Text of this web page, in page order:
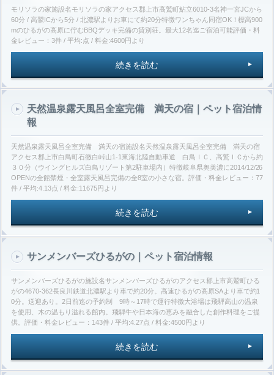
モリソラの家施設名モリソラの家アクセス郡上市高鷲町鮎立6010-3名神一宮JCから
60分 / 高鷲ICから5分 / 北濃駅よりお車にて約20分特徴ワンちゃん同宿OK！標高900
mのひるがの高原に佇むBBQデッキ完備の貸別荘。最大12名迄ご宿泊可能評価・料
金レビュー：3件 / 平均:点 / 料金:4600円より
続きを読む
天然温泉露天風呂全室完備 満天の宿｜ペット宿泊情
報
天然温泉露天風呂全室完備 満天の宿施設名天然温泉露天風呂全室完備 満天の宿
アクセス郡上市白鳥町石徹白峠山1-1東海北陸自動車道 白鳥ＩＣ、高鷲ＩＣから約
３０分（ウイングヒルズ白鳥リゾート第2駐車場内）特徴岐阜県奥美濃に2014/12/26
OPENの全館禁煙・全室露天風呂完備の全8室の小さな宿。評価・料金レビュー：77
件 / 平均:4.13点 / 料金:11675円より
続きを読む
サンメンバーズひるがの｜ペット宿泊情報
サンメンバーズひるがの施設名サンメンバーズひるがのアクセス郡上市高鷲町ひる
がの4670-362長良川鉄道北濃駅より車で約20分。高速ひるがの高原SAより車で約1
0分。送迎あり。2日前迄の予約制 9時～17時で運行特徴大浴場は飛騨高山の温泉
を使用、木の温もり溢れる館内。飛騨牛や日本海の恵みを融合した創作料理をご提
供。評価・料金レビュー：143件 / 平均:4.27点 / 料金:4500円より
続きを読む